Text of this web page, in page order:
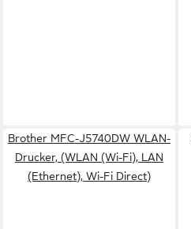
Brother MFC-J5740DW WLAN-
Drucker, (WLAN (Wi-Fi), LAN
(Ethernet), Wi-Fi Direct)